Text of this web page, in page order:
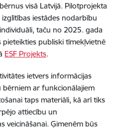
visā Latvijā. Pilotprojekta
iestādes nodarbību
taču no 2025. gada
publiski tīmekļvietnē
ESF Projekts.
ietvers informācijas
bērniem ar funkcionālajiem
taps materiāli, kā arī tiks
attiecību un
veicināšanai. Ģimenēm būs